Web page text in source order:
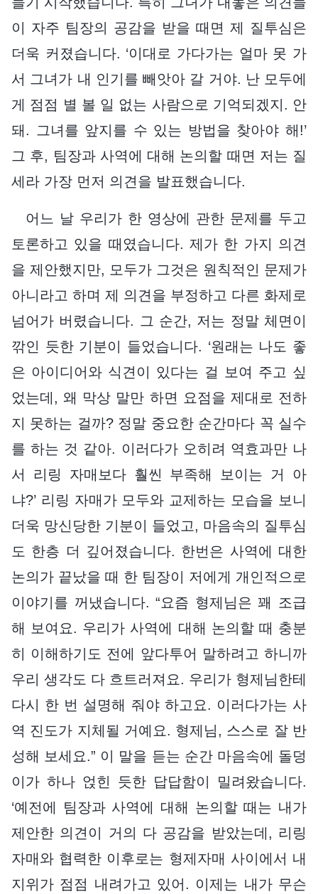
이 자주 팀장의 공감을 받을 때면 제 질투심은
더욱 커졌습니다. ‘이대로 가다가는 얼마 못 가
서 그녀가 내 인기를 빼앗아 갈 거야. 난 모두에
게 점점 별 볼 일 없는 사람으로 기억되겠지. 안
돼. 그녀를 앞지를 수 있는 방법을 찾아야 해!’
그 후, 팀장과 사역에 대해 논의할 때면 저는 질
세라 가장 먼저 의견을 발표했습니다.
어느 날 우리가 한 영상에 관한 문제를 두고
토론하고 있을 때였습니다. 제가 한 가지 의견
을 제안했지만, 모두가 그것은 원칙적인 문제가
아니라고 하며 제 의견을 부정하고 다른 화제로
넘어가 버렸습니다. 그 순간, 저는 정말 체면이
깎인 듯한 기분이 들었습니다. ‘원래는 나도 좋
은 아이디어와 식견이 있다는 걸 보여 주고 싶
었는데, 왜 막상 말만 하면 요점을 제대로 전하
지 못하는 걸까? 정말 중요한 순간마다 꼭 실수
를 하는 것 같아. 이러다가 오히려 역효과만 나
서 리링 자매보다 훨씬 부족해 보이는 거 아
냐?’ 리링 자매가 모두와 교제하는 모습을 보니
더욱 망신당한 기분이 들었고, 마음속의 질투심
도 한층 더 깊어졌습니다. 한번은 사역에 대한
논의가 끝났을 때 한 팀장이 저에게 개인적으로
이야기를 꺼냈습니다. “요즘 형제님은 꽤 조급
해 보여요. 우리가 사역에 대해 논의할 때 충분
히 이해하기도 전에 앞다투어 말하려고 하니까
우리 생각도 다 흐트러져요. 우리가 형제님한테
다시 한 번 설명해 줘야 하고요. 이러다가는 사
역 진도가 지체될 거예요. 형제님, 스스로 잘 반
성해 보세요.” 이 말을 듣는 순간 마음속에 돌덩
이가 하나 얹힌 듯한 답답함이 밀려왔습니다.
‘예전에 팀장과 사역에 대해 논의할 때는 내가
제안한 의견이 거의 다 공감을 받았는데, 리링
자매와 협력한 이후로는 형제자매 사이에서 내
지위가 점점 내려가고 있어. 이제는 내가 무슨